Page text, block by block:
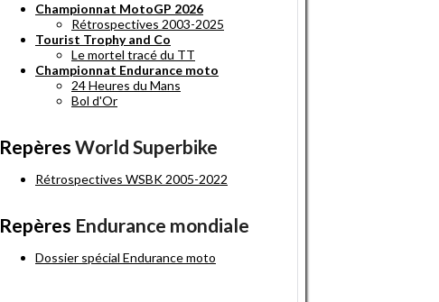
Championnat MotoGP 2026
Rétrospectives 2003-2025
Tourist Trophy and Co
Le mortel tracé du TT
Championnat Endurance moto
24 Heures du Mans
Bol d'Or
Repères World Superbike
Rétrospectives WSBK 2005-2022
Repères Endurance mondiale
Dossier spécial Endurance moto